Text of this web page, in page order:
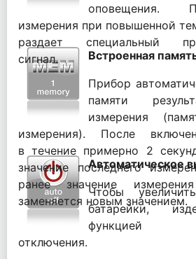
оповещения.
измерения при повышенной
раздает специальный
сигнал.
Встроенная
Прибор
памяти
измерения
измерения). После
в течение примерно 2
значение последнего
ранее значение
заменяется новым значением.
Автоматическое
Чтобы
батарейки,
функцией
отключения.